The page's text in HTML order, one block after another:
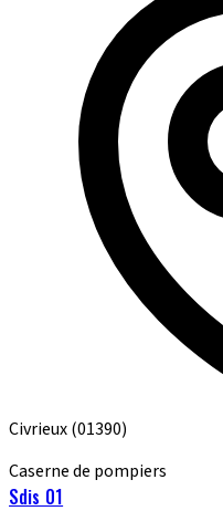
Civrieux(01390)
Caserne de pompiers
Sdis 01